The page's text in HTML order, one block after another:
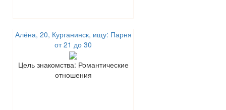
Алёна, 20, Курганинск, ищу: Парня
от 21 до 30
Цель знакомства: Романтические
отношения